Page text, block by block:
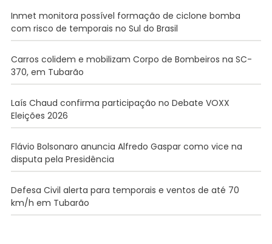
Inmet monitora possível formação de ciclone bomba
com risco de temporais no Sul do Brasil
Carros colidem e mobilizam Corpo de Bombeiros na SC-
370, em Tubarão
Laís Chaud confirma participação no Debate VOXX
Eleições 2026
Flávio Bolsonaro anuncia Alfredo Gaspar como vice na
disputa pela Presidência
Defesa Civil alerta para temporais e ventos de até 70
km/h em Tubarão